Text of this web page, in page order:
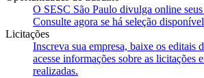
O SESC São Paulo divulga online seus
Consulte agora se há seleção
Licitações
Inscreva sua empresa, baixe os editais
acesse informações sobre as licitações
realizadas.